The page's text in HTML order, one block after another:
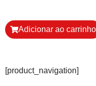
Adicionar ao carrinho
[product_navigation]